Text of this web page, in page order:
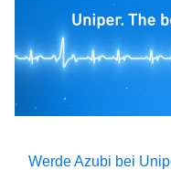
Werde Azubi bei